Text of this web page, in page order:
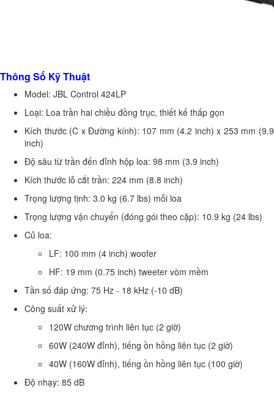
Thông Số Kỹ Thuật
Model: JBL Control 424LP
Loại: Loa trần hai chiều đồng trục, thiết kế thấp gọn
Kích thước (C x Đường kính): 107 mm (4.2 inch) x 253 mm (9.9
inch)
Độ sâu từ trần đến đỉnh hộp loa: 98 mm (3.9 inch)
Kích thước lỗ cắt trần: 224 mm (8.8 inch)
Trọng lượng tịnh: 3.0 kg (6.7 lbs) mỗi loa
Trọng lượng vận chuyển (đóng gói theo cặp): 10.9 kg (24 lbs)
Củ loa:
LF: 100 mm (4 inch) woofer
HF: 19 mm (0.75 inch) tweeter vòm mềm
Tần số đáp ứng: 75 Hz - 18 kHz (-10 dB)
Công suất xử lý:
120W chương trình liên tục (2 giờ)
60W (240W đỉnh), tiếng ồn hồng liên tục (2 giờ)
40W (160W đỉnh), tiếng ồn hồng liên tục (100 giờ)
Độ nhạy: 85 dB